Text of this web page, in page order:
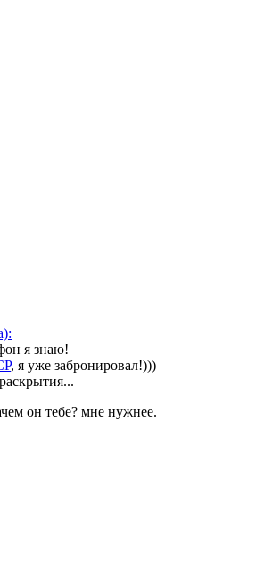
я знаю!
, я уже забронировал!)))
он тебе? мне нужнее.